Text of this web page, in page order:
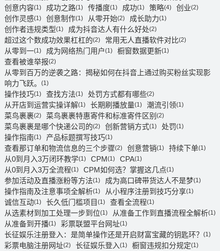
创意内容(1) 成功之路(1) 传播度(1) 成功(1) 策略(4) 创业(2)
创作灵感(1) 创意制作(1) 从零开始(2) 成长助力(1)
创作者违规类型(1) 成为抖音达人有什么好处(2)
超过这个数成功效果杠杠的(2) 常用无人直播软件对比(2)
从零到一(1) 成为网络热门用户(1) 橱窗数据更新(1)
查看被谁举报(2)
从零到百万的逆袭之路：揭秘如何在抖音上通过购买粉丝实现影
响力飞跃。
(1)
操作技巧(1) 查找方法(1) 处罚方式都有哪些(2)
从开店到运营实操详解(1) 长期刷播放量(1) 潮流引领(1)
菜鸟裹裹(2) 菜鸟裹裹特惠寄件和标准寄件区别 (2)
菜鸟裹裹是哪个快递公司的(2) 创新营销方式(1) 处罚(1)
操作指南(1) 产品标题撰写技巧(1)
查看那订单和物流信息的三个步骤(2) 创意营销(1) 持续下单(1)
从0到月入3万闭环教学(1) CPM(1) CPA(1)
从0到月入3万全流程(1) CPM如何选？掌握这几点(1)
参加活动及直播涨粉等方法(1) 成为高口碑带货达人不是梦(1)
操作指南及注意事项全解析(1) 从小程序注册到技巧分享(1)
诚信互动(1) 长久低门槛项目 (1) 查看全流程(1)
从选素材到加工处理一步到位(1) 从准备工作到直播流程全解析(1)
从准备到开播(1) 彩票联盟平台网址(1)
长征娱乐注册登入：是简单操作还是开启财富宝藏的钥匙环？ (1)
彩票电脑注册网址(2) 长征娱乐登入(1) 橱窗违规扣分规定(1)